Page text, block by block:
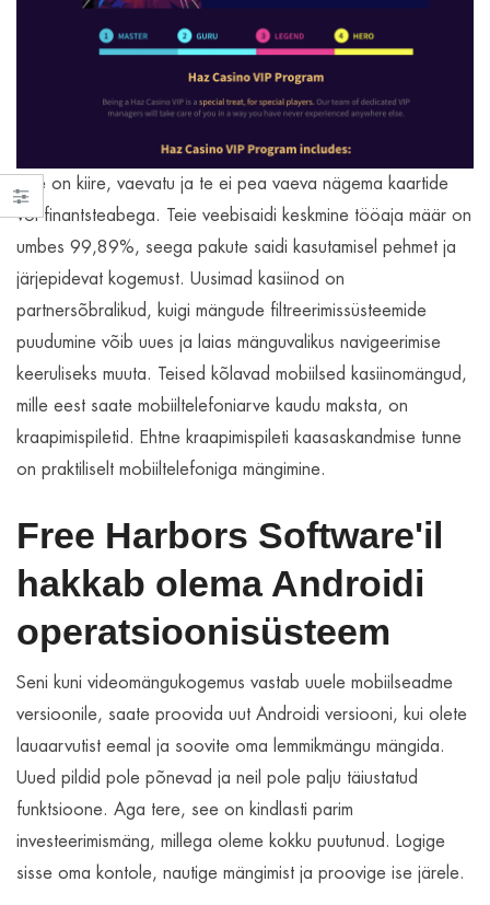
See on kiire, vaevatu ja te ei pea vaeva nägema kaartide
või finantsteabega. Teie veebisaidi keskmine tööaja määr on
umbes 99,89%, seega pakute saidi kasutamisel pehmet ja
järjepidevat kogemust. Uusimad kasiinod on
partnersõbralikud, kuigi mängude filtreerimissüsteemide
puudumine võib uues ja laias mänguvalikus navigeerimise
keeruliseks muuta. Teised kõlavad mobiilsed kasiinomängud,
mille eest saate mobiiltelefoniarve kaudu maksta, on
kraapimispiletid. Ehtne kraapimispileti kaasaskandmise tunne
on praktiliselt mobiiltelefoniga mängimine.
Free Harbors Software'il
hakkab olema Androidi
operatsioonisüsteem
Seni kuni videomängukogemus vastab uuele mobiilseadme
versioonile, saate proovida uut Androidi versiooni, kui olete
lauaarvutist eemal ja soovite oma lemmikmängu mängida.
Uued pildid pole põnevad ja neil pole palju täiustatud
funktsioone. Aga tere, see on kindlasti parim
investeerimismäng, millega oleme kokku puutunud. Logige
sisse oma kontole, nautige mängimist ja proovige ise järele.